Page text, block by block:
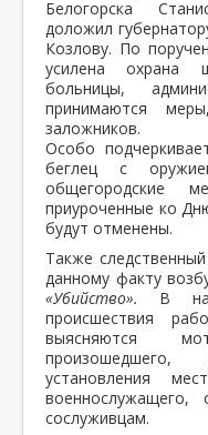
Белогорска
доложил
Козлову. По
усилена охрана
больницы,
принимаются
заложников.
Особо
беглец с
общегородские
приуроченные ко
будут отменены.
Также
данному факту
«Убийство».
В
происшествия
выясняются
установления
сослуживцам.